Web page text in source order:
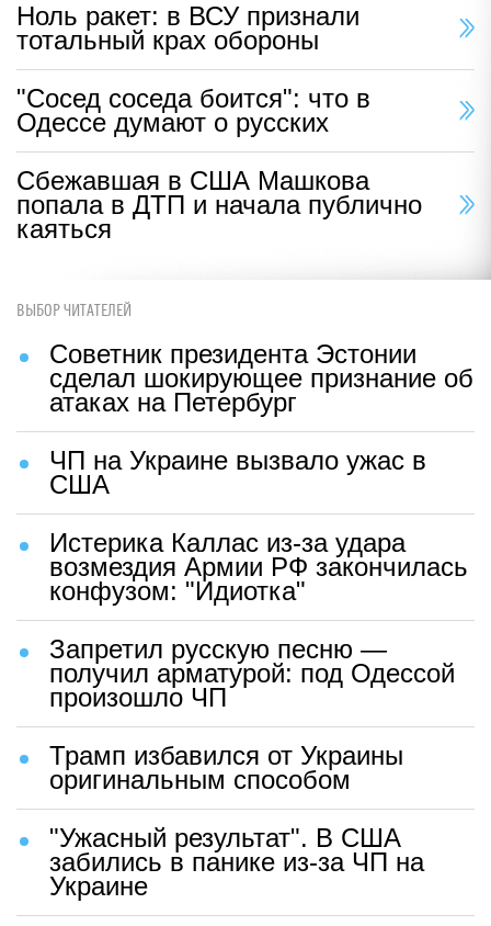
Ноль ракет: в ВСУ признали
тотальный крах обороны
"Сосед соседа боится": что в
Одессе думают о русских
Сбежавшая в США Машкова
попала в ДТП и начала публично
каяться
ВЫБОР ЧИТАТЕЛЕЙ
Советник президента Эстонии
сделал шокирующее признание об
атаках на Петербург
ЧП на Украине вызвало ужас в
США
Истерика Каллас из-за удара
возмездия Армии РФ закончилась
конфузом: "Идиотка"
Запретил русскую песню —
получил арматурой: под Одессой
произошло ЧП
Трамп избавился от Украины
оригинальным способом
"Ужасный результат". В США
забились в панике из-за ЧП на
Украине